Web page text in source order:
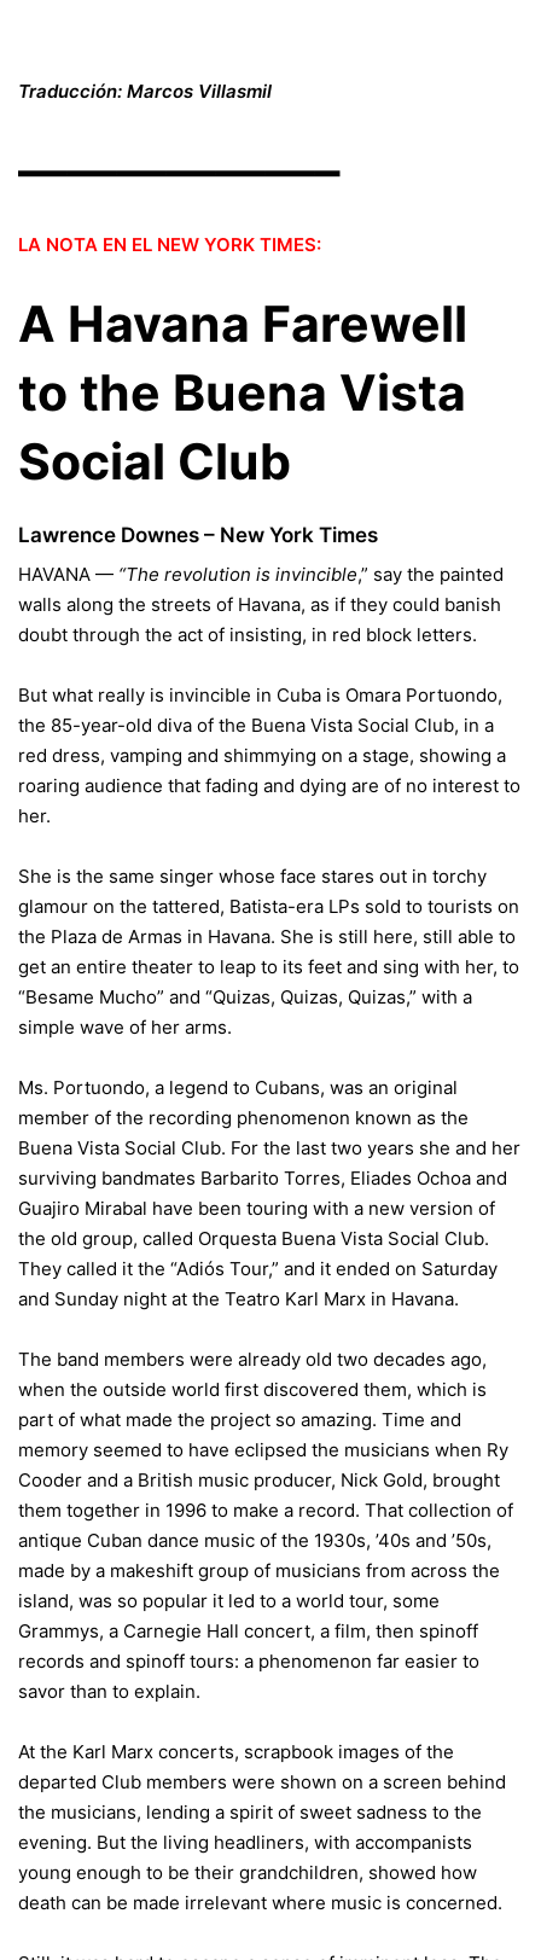
Traducción: Marcos Villasmil
——————–
LA NOTA EN EL NEW YORK TIMES:
A Havana Farewell
to the Buena Vista
Social Club
Lawrence Downes – New York Times
HAVANA — “The revolution is invincible,” say the painted
walls along the streets of Havana, as if they could banish
doubt through the act of insisting, in red block letters.
But what really is invincible in Cuba is Omara Portuondo,
the 85-year-old diva of the Buena Vista Social Club, in a
red dress, vamping and shimmying on a stage, showing a
roaring audience that fading and dying are of no interest to
her.
She is the same singer whose face stares out in torchy
glamour on the tattered, Batista-era LPs sold to tourists on
the Plaza de Armas in Havana. She is still here, still able to
get an entire theater to leap to its feet and sing with her, to
“Besame Mucho” and “Quizas, Quizas, Quizas,” with a
simple wave of her arms.
Ms. Portuondo, a legend to Cubans, was an original
member of the recording phenomenon known as the
Buena Vista Social Club. For the last two years she and her
surviving bandmates Barbarito Torres, Eliades Ochoa and
Guajiro Mirabal have been touring with a new version of
the old group, called Orquesta Buena Vista Social Club.
They called it the “Adiós Tour,” and it ended on Saturday
and Sunday night at the Teatro Karl Marx in Havana.
The band members were already old two decades ago,
when the outside world first discovered them, which is
part of what made the project so amazing. Time and
memory seemed to have eclipsed the musicians when Ry
Cooder and a British music producer, Nick Gold, brought
them together in 1996 to make a record. That collection of
antique Cuban dance music of the 1930s, ’40s and ’50s,
made by a makeshift group of musicians from across the
island, was so popular it led to a world tour, some
Grammys, a Carnegie Hall concert, a film, then spinoff
records and spinoff tours: a phenomenon far easier to
savor than to explain.
At the Karl Marx concerts, scrapbook images of the
departed Club members were shown on a screen behind
the musicians, lending a spirit of sweet sadness to the
evening. But the living headliners, with accompanists
young enough to be their grandchildren, showed how
death can be made irrelevant where music is concerned.